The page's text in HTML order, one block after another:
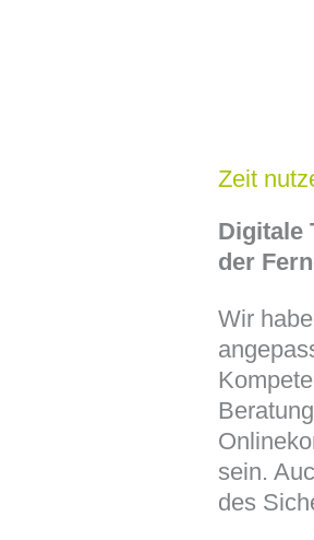
Zeit
Digitale
der
Wir
sein.
des